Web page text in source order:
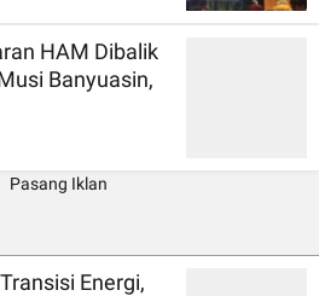
HAM Dibalik
Banyuasin,
Energi,